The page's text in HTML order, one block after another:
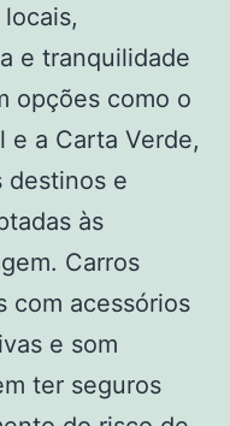
e tranquilidade
opções como o
e a Carta Verde,
destinos e
às
Carros
com acessórios
e som
ter seguros